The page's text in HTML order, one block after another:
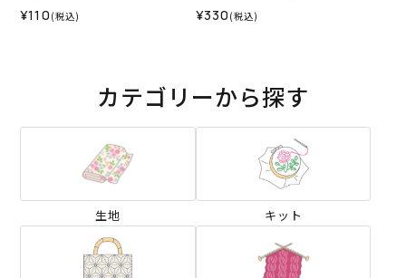
¥110 (税込) ¥330 (税込)
カテゴリーから探す
生地 キット